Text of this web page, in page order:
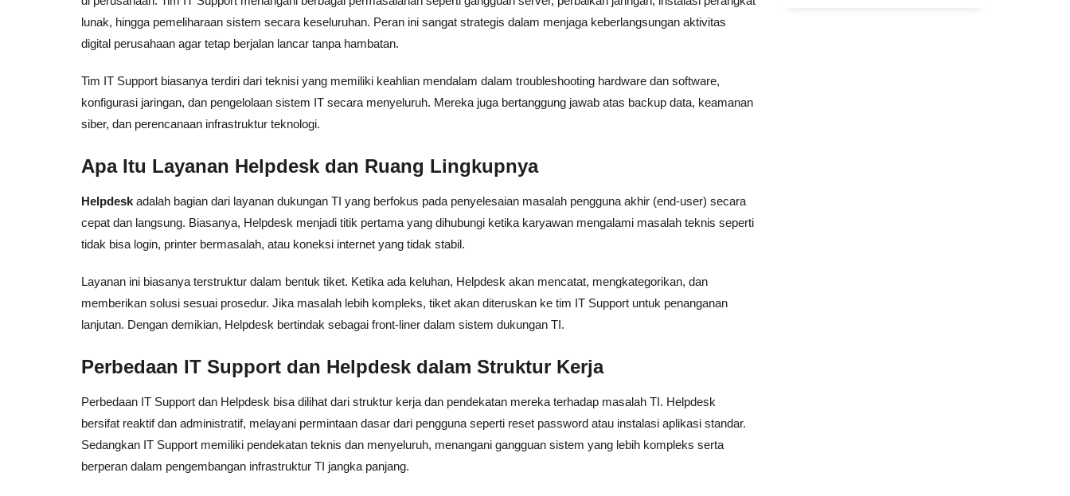
lunak, hingga pemeliharaan sistem secara keseluruhan. Peran ini sangat strategis dalam menjaga keberlangsungan aktivitas
digital perusahaan agar tetap berjalan lancar tanpa hambatan.
Tim IT Support biasanya terdiri dari teknisi yang memiliki keahlian mendalam dalam troubleshooting hardware dan software,
konfigurasi jaringan, dan pengelolaan sistem IT secara menyeluruh. Mereka juga bertanggung jawab atas backup data, keamanan
siber, dan perencanaan infrastruktur teknologi.
Apa Itu Layanan Helpdesk dan Ruang Lingkupnya
Helpdesk adalah bagian dari layanan dukungan TI yang berfokus pada penyelesaian masalah pengguna akhir (end-user) secara
cepat dan langsung. Biasanya, Helpdesk menjadi titik pertama yang dihubungi ketika karyawan mengalami masalah teknis seperti
tidak bisa login, printer bermasalah, atau koneksi internet yang tidak stabil.
Layanan ini biasanya terstruktur dalam bentuk tiket. Ketika ada keluhan, Helpdesk akan mencatat, mengkategorikan, dan
memberikan solusi sesuai prosedur. Jika masalah lebih kompleks, tiket akan diteruskan ke tim IT Support untuk penanganan
lanjutan. Dengan demikian, Helpdesk bertindak sebagai front-liner dalam sistem dukungan TI.
Perbedaan IT Support dan Helpdesk dalam Struktur Kerja
Perbedaan IT Support dan Helpdesk bisa dilihat dari struktur kerja dan pendekatan mereka terhadap masalah TI. Helpdesk
bersifat reaktif dan administratif, melayani permintaan dasar dari pengguna seperti reset password atau instalasi aplikasi standar.
Sedangkan IT Support memiliki pendekatan teknis dan menyeluruh, menangani gangguan sistem yang lebih kompleks serta
berperan dalam pengembangan infrastruktur TI jangka panjang.